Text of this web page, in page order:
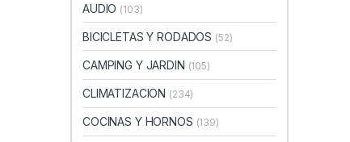
AUDIO (103)
BICICLETAS Y RODADOS (52)
CAMPING Y JARDIN (105)
CLIMATIZACION (234)
COCINAS Y HORNOS (139)